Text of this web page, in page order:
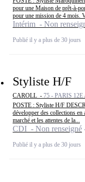
pour une Maison de prêt-à-
pour une mission de 4 mois.
Intérim - Non
Publié il y a plus de 30 jours
Styliste H/F
CAROLL - 75 - PARIS
POSTE : Styliste H/F
développer des collections en
marché et les attentes de la...
CDI - Non renseigné
Publié il y a plus de 30 jours